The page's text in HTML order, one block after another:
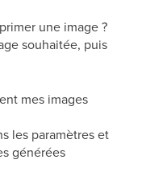
une image ?
souhaitée, puis
mes images
les paramètres et
générées